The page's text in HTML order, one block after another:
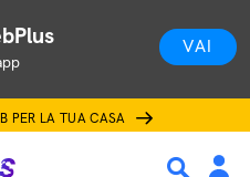
VAI
PER LA TUA CASA